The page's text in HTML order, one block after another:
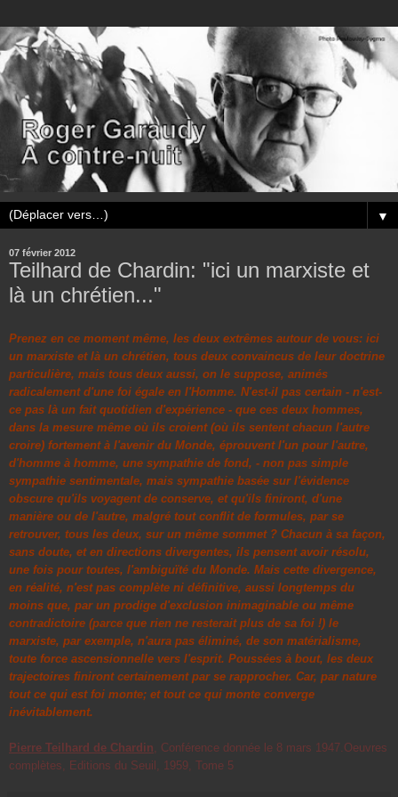
▼
07 février 2012
Teilhard de Chardin: "ici un marxiste et
là un chrétien..."
Prenez en ce moment même, les deux extrêmes autour de vous: ici
un marxiste et là un chrétien, tous deux convaincus de leur doctrine
particulière, mais tous deux aussi, on le suppose, animés
radicalement d'une foi égale en l'Homme. N'est-il pas certain - n'est-
ce pas là un fait quotidien d'expérience - que ces deux hommes,
dans la mesure même où ils croient (où ils sentent chacun l'autre
croire) fortement à l'avenir du Monde, éprouvent l'un pour l'autre,
d'homme à homme, une sympathie de fond, - non pas simple
sympathie sentimentale, mais sympathie basée sur l'évidence
obscure qu'ils voyagent de conserve, et qu'ils finiront, d'une
manière ou de l'autre, malgré tout conflit de formules, par se
retrouver, tous les deux, sur un même sommet ? Chacun à sa façon,
sans doute, et en directions divergentes, ils pensent avoir résolu,
une fois pour toutes, l'ambiguïté du Monde. Mais cette divergence,
en réalité, n'est pas complète ni définitive, aussi longtemps du
moins que, par un prodige d'exclusion inimaginable ou même
contradictoire (parce que rien ne resterait plus de sa foi !) le
marxiste, par exemple, n'aura pas éliminé, de son matérialisme,
toute force ascensionnelle vers l'esprit. Poussées à bout, les deux
trajectoires finiront certainement par se rapprocher. Car, par nature
tout ce qui est foi monte; et tout ce qui monte converge
inévitablement.
Pierre Teilhard de Chardin
Conférence donnée le 8 mars 1947.Oeuvres
complètes, Editions du Seuil, 1959, Tome 5